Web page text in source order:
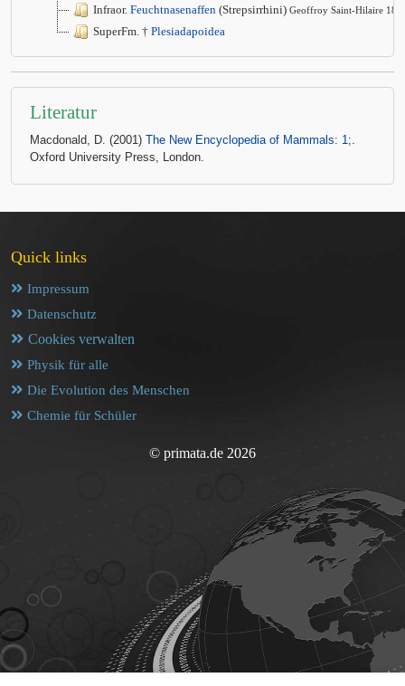
Infraor. Feuchtnasenaffen (Strepsirrhini) Geoffroy Saint-Hilaire
SuperFm. † Plesiadapoidea
Literatur
Macdonald, D. (2001) The New Encyclopedia of Mammals: 1;.
Oxford University Press, London.
Quick links
Impressum
Datenschutz
Cookies verwalten
Physik für alle
Die Evolution des Menschen
Chemie für Schüler
© primata.de 2026